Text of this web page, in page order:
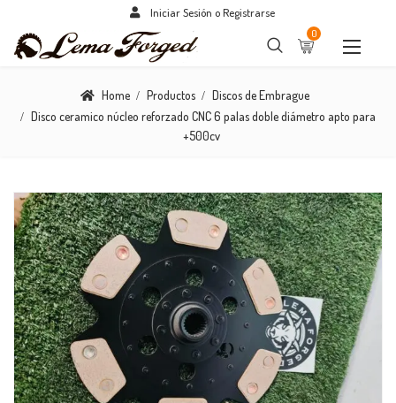
Iniciar Sesión o Registrarse
0
Home Productos
Discos de Embrague
Disco ceramico núcleo reforzado CNC 6 palas doble diámetro apto para
+500cv